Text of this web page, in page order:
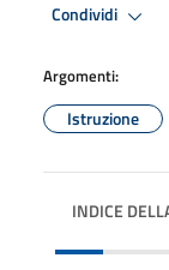
Condividi
Argomenti:
Istruzione
INDICE